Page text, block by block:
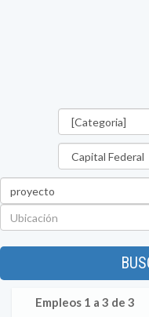
Empleos 1 a 3 de 3